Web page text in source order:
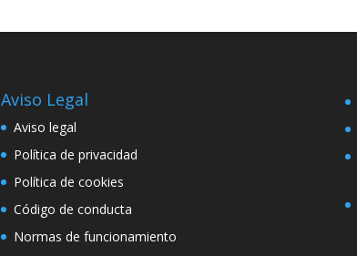
Aviso Legal
Aviso legal
Política de privacidad
Política de cookies
Código de conducta
Normas de funcionamiento